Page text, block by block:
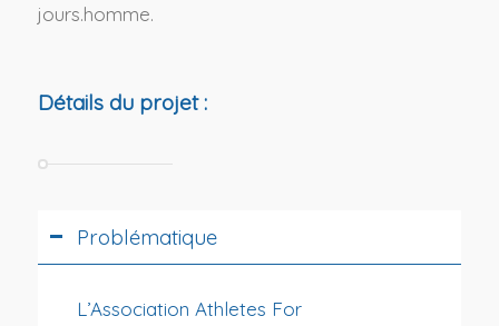
jours.homme.
Détails du projet :
Problématique
L’Association Athletes For